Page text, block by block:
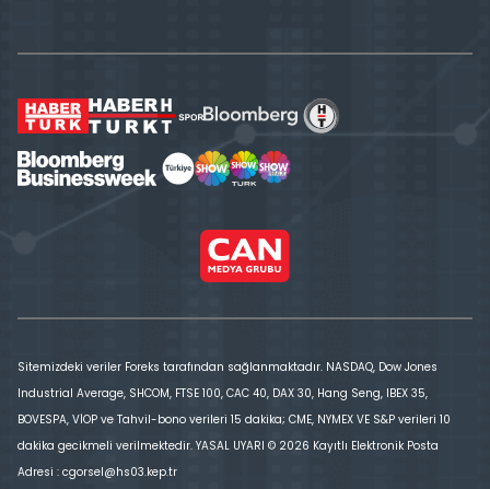
Sitemizdeki veriler Foreks tarafından sağlanmaktadır. NASDAQ, Dow Jones
Industrial Average, SHCOM, FTSE 100, CAC 40, DAX 30, Hang Seng, IBEX 35,
BOVESPA, VİOP ve Tahvil-bono verileri 15 dakika; CME, NYMEX VE S&P verileri 10
dakika gecikmeli verilmektedir. YASAL UYARI © 2026 Kayıtlı Elektronik Posta
Adresi : cgorsel@hs03.kep.tr